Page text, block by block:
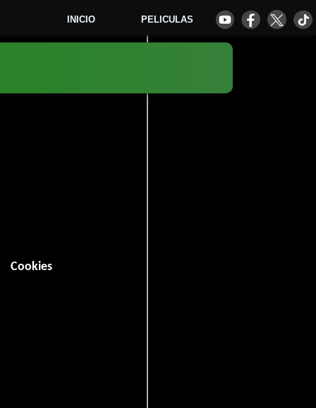
INICIO PELICULAS
Cookies
Comediay